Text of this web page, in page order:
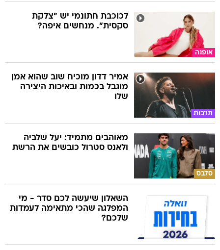
אופנה
לכוכבת חתונמי יש "צלקת
סקסית". מנחשים איפה?
תרבות
אמיר דדון מוכיח שוב שהוא אמן
מוגבל בכמות ובאיכות היצירה
שלו
סלבס
מאוהבים מתמיד: יעל שלביה
ולאנס סטרול כובשים את הרשת
השאלון שיעשה לכם סדר - מי
המפלגה שהכי מתאימה לעמדות
שלכם?